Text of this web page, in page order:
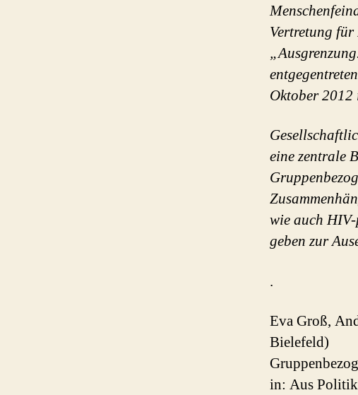
Vertretung
Oktober
eine zentrale
wie auch
geben zur
.
Eva Groß,
Bielefeld)
in: Aus